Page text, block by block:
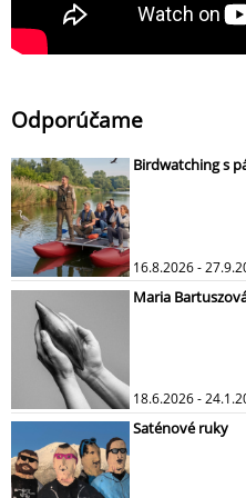
Odporúčame
Birdwatching s
16.8.2026 -
Maria
18.6.2026 -
Saténové ruky